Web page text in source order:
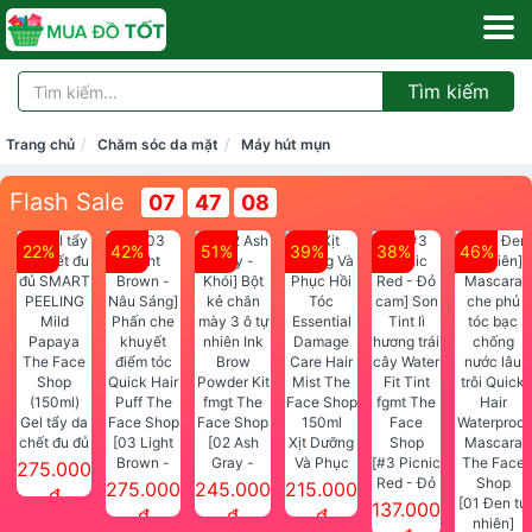
Tìm kiếm
Trang chủ Chăm sóc da mặt Máy hút mụn
Flash Sale 07 47 07
22%
Gel tẩy da
chết đu đủ
SMART
PEELING
275.000
đ
42%
[03 Light
Brown -
Nâu Sáng]
Phấn che
275.000
đ
51%
[02 Ash
Gray -
Khói] Bột
kẻ chân
245.000
đ
39%
Xịt Dưỡng
Và Phục
Hồi Tóc
Essential
215.000
đ
38%
[#3 Picnic
Red - Đỏ
cam] Son
137.000
46%
[01 Đen tự
nhiên]